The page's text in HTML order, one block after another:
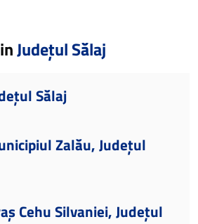
Județul Sălaj
Sălaj
Zalău, Județul
Cehu Silvaniei, Județul